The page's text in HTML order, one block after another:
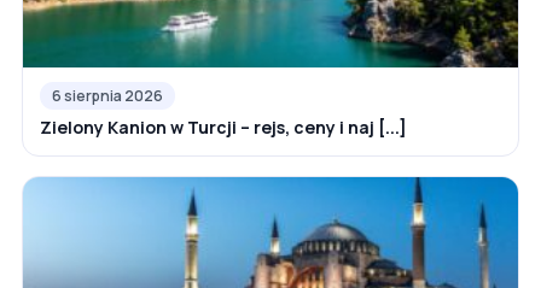
6 sierpnia 2026
Zielony Kanion w Turcji – rejs, ceny i naj [...]